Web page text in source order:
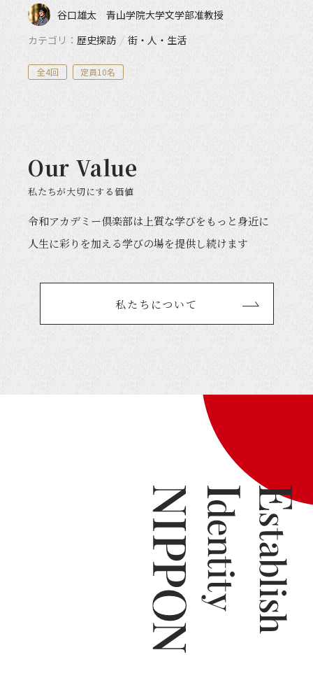
谷口雄太 青山学院大学文学部准教授
カテゴリ
歴史探訪 / 街・人・生活
全4回 定員10名
Our Value
私たちが大切にする価値
令和アカデミー倶楽部は上質な学びをもっと身近に
人生に彩りを加える学びの場を提供し続けます
私たちについて